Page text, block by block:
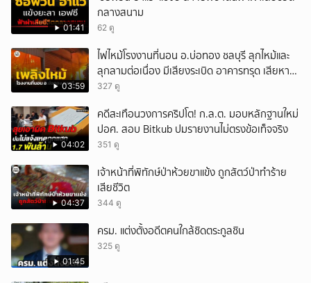
01:41
กลางสนาม
62 ดู
03:59
ไฟไหม้โรงงานที่นอน อ.บ่อทอง ชลบุรี ลุกไหม้และ
ลุกลามต่อเนื่อง มีเสียงระเบิด อาคารทรุด เสียหาย
หนัก
327 ดู
04:02
คดีสะเทือนวงการคริปโต! ก.ล.ต. มอบหลักฐานใหม่
ปอศ. สอบ Bitkub ปมรายงานไม่ตรงข้อเท็จจริง
351 ดู
04:37
เจ้าหน้าที่พิทักษ์ป่าห้วยขาแข้ง ถูกสัตว์ป่าทำร้าย
เสียชีวิต
344 ดู
01:45
ครม. แต่งตั้งอดีตคนใกล้ชิดตระกูลชิน
325 ดู